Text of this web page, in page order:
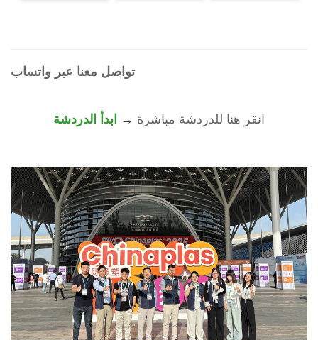
تواصل معنا عبر واتساب
انقر هنا للدردشة مباشرة → ابدأ الدردشة